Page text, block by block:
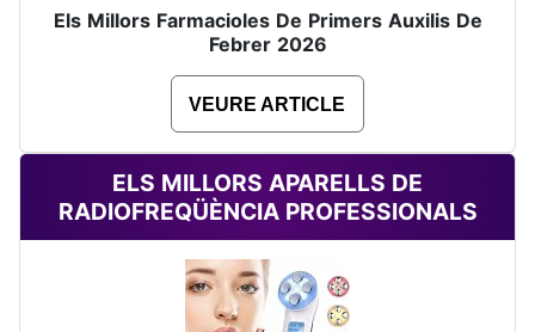
Els Millors Farmacioles De Primers Auxilis De
Febrer 2026
VEURE ARTICLE
ELS MILLORS APARELLS DE
RADIOFREQÜÈNCIA PROFESSIONALS